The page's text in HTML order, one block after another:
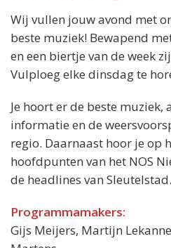
Wij vullen jouw avond met
beste muziek! Bewapend
en een biertje van de week
Vulploeg elke dinsdag te
Je hoort er de beste muziek,
informatie en de
regio. Daarnaast hoor je op
hoofdpunten van het NOS
de headlines van Sleutelstad.
Programmamakers:
Gijs Meijers, Martijn